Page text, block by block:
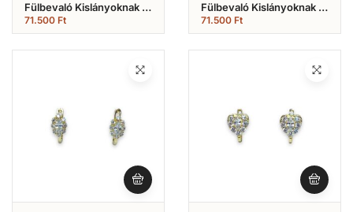
Fülbevaló Kislányoknak ,1
Soros Rózsaszín És Fehér
Köves Modell (Nr.65)
71.500 Ft
Fülbevaló Kislányoknak ,1
Soros Fehér Köves
Modell (Nr.64)
71.500 Ft